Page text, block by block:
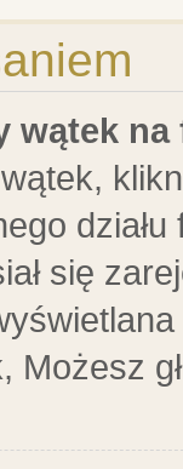
wątek na
się
Możesz